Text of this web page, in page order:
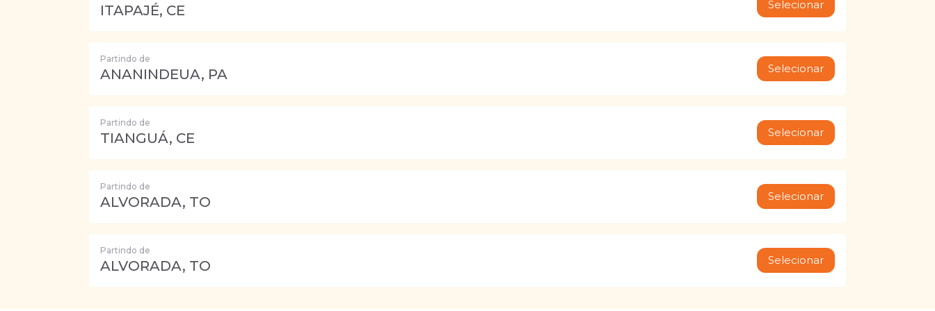
ITAPAJÉ, CE Selecionar
Partindo de
ANANINDEUA, PA Selecionar
Partindo de
TIANGUÁ, CE Selecionar
Partindo de
ALVORADA, TO Selecionar
Partindo de
ALVORADA, TO Selecionar